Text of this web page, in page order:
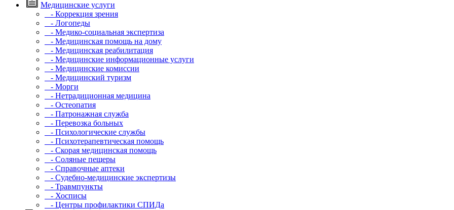
Медицинские услуги
- Коррекция зрения
- Логопеды
- Медико-социальная экспертиза
- Медицинская помощь на дому
- Медицинская реабилитация
- Медицинские информационные услуги
- Медицинские комиссии
- Медицинский туризм
- Морги
- Нетрадиционная медицина
- Остеопатия
- Патронажная служба
- Перевозка больных
- Психологические службы
- Психотерапевтическая помощь
- Скорая медицинская помощь
- Соляные пещеры
- Справочные аптеки
- Судебно-медицинские экспертизы
- Травмпункты
- Хосписы
- Центры профилактики СПИДа